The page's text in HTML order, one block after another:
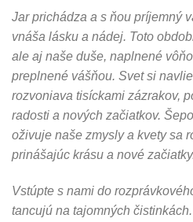
Jar prichádza a s ňou príjemný
vnáša lásku a nádej. Toto
ale aj naše duše, naplnené
preplnené vášňou. Svet si
rozvoniava tisíckami zázrakov,
radosti a nových začiatkov.
oživuje naše zmysly a kvety sa
prinášajúc krásu a nové
Vstúpte s nami do
tancujú na tajomných